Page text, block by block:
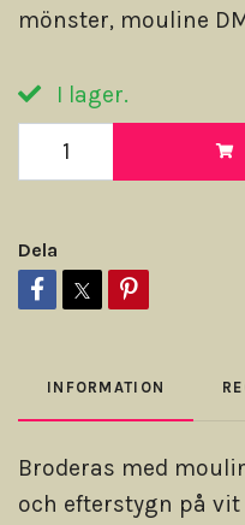
mönster, mouline
I lager.
Dela
INFORMATION
Broderas med
och efterstygn på